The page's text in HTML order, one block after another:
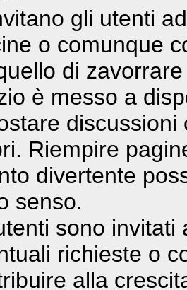
gli utenti
o comunque
di
è messo a
Riempire
divertente
senso.
sono invitati
richieste o
alla